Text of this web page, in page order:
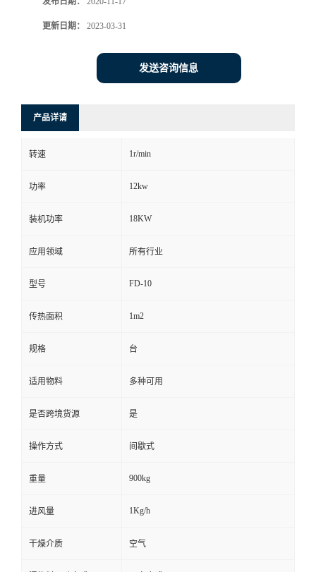
更新日期： 2023-03-31
发送咨询信息
产品详请
转速 1r/min
功率 12kw
装机功率 18KW
应用领域 所有行业
型号 FD-10
传热面积 1m2
规格 台
适用物料 多种可用
是否跨境货源 是
操作方式 间歇式
重量 900kg
进风量 1Kg/h
干燥介质 空气